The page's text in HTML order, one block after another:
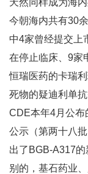
今朝海内共有30
中4家曾经提交上
在停止临床、9家
恒瑞医药的卡瑞
死物的疑迪利单
CDE本年4月公布
公示（第两十八
出了BGB-A317的
别的，基石药业